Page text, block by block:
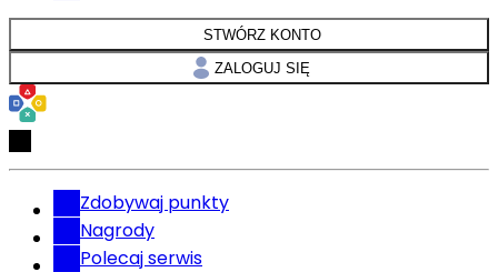
STWÓRZ KONTO
ZALOGUJ SIĘ
Zdobywaj punkty
Nagrody
Polecaj serwis